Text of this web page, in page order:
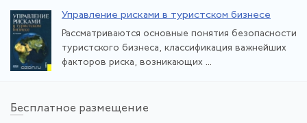
Управление рисками в туристском бизнесе
Рассматриваются основные понятия безопасности
туристского бизнеса, классификация важнейших
факторов риска, возникающих ...
Бесплатное размещение